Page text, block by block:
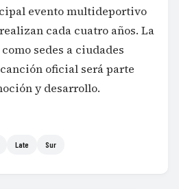
evento multideportivo
cada cuatro años. La
sedes a ciudades
oficial será parte
y desarrollo.
Late Sur